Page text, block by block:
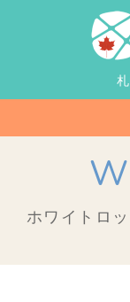
ホワイトロ